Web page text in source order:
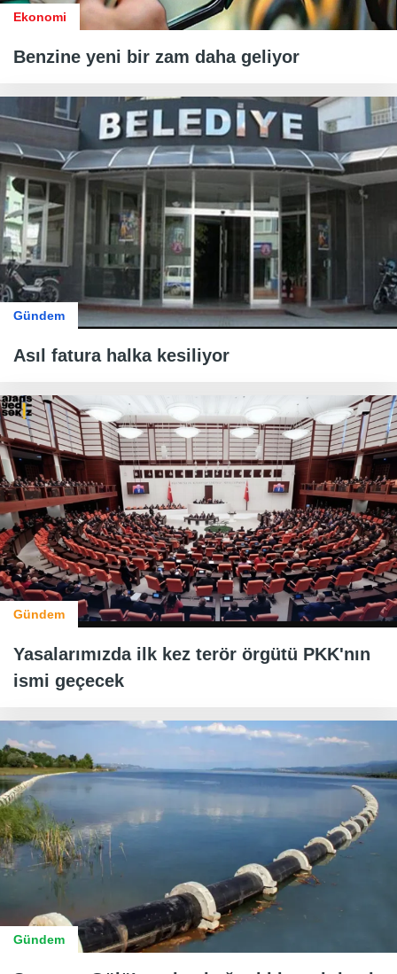
Ekonomi
Benzine yeni bir zam daha geliyor
Gündem
Asıl fatura halka kesiliyor
Gündem
Yasalarımızda ilk kez terör örgütü PKK'nın
ismi geçecek
Gündem